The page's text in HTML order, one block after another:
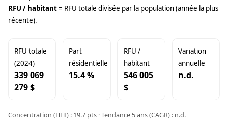
RFU / habitant= RFU totale divisée par la population (année la plus
récente).
RFU totale
(2024)
339 069
279 $
Part
résidentielle
15.4 %
RFU /
habitant
546 005
$
Variation
annuelle
n.d.
Concentration (HHI) : 19.7 pts · Tendance 5 ans (CAGR) : n.d.